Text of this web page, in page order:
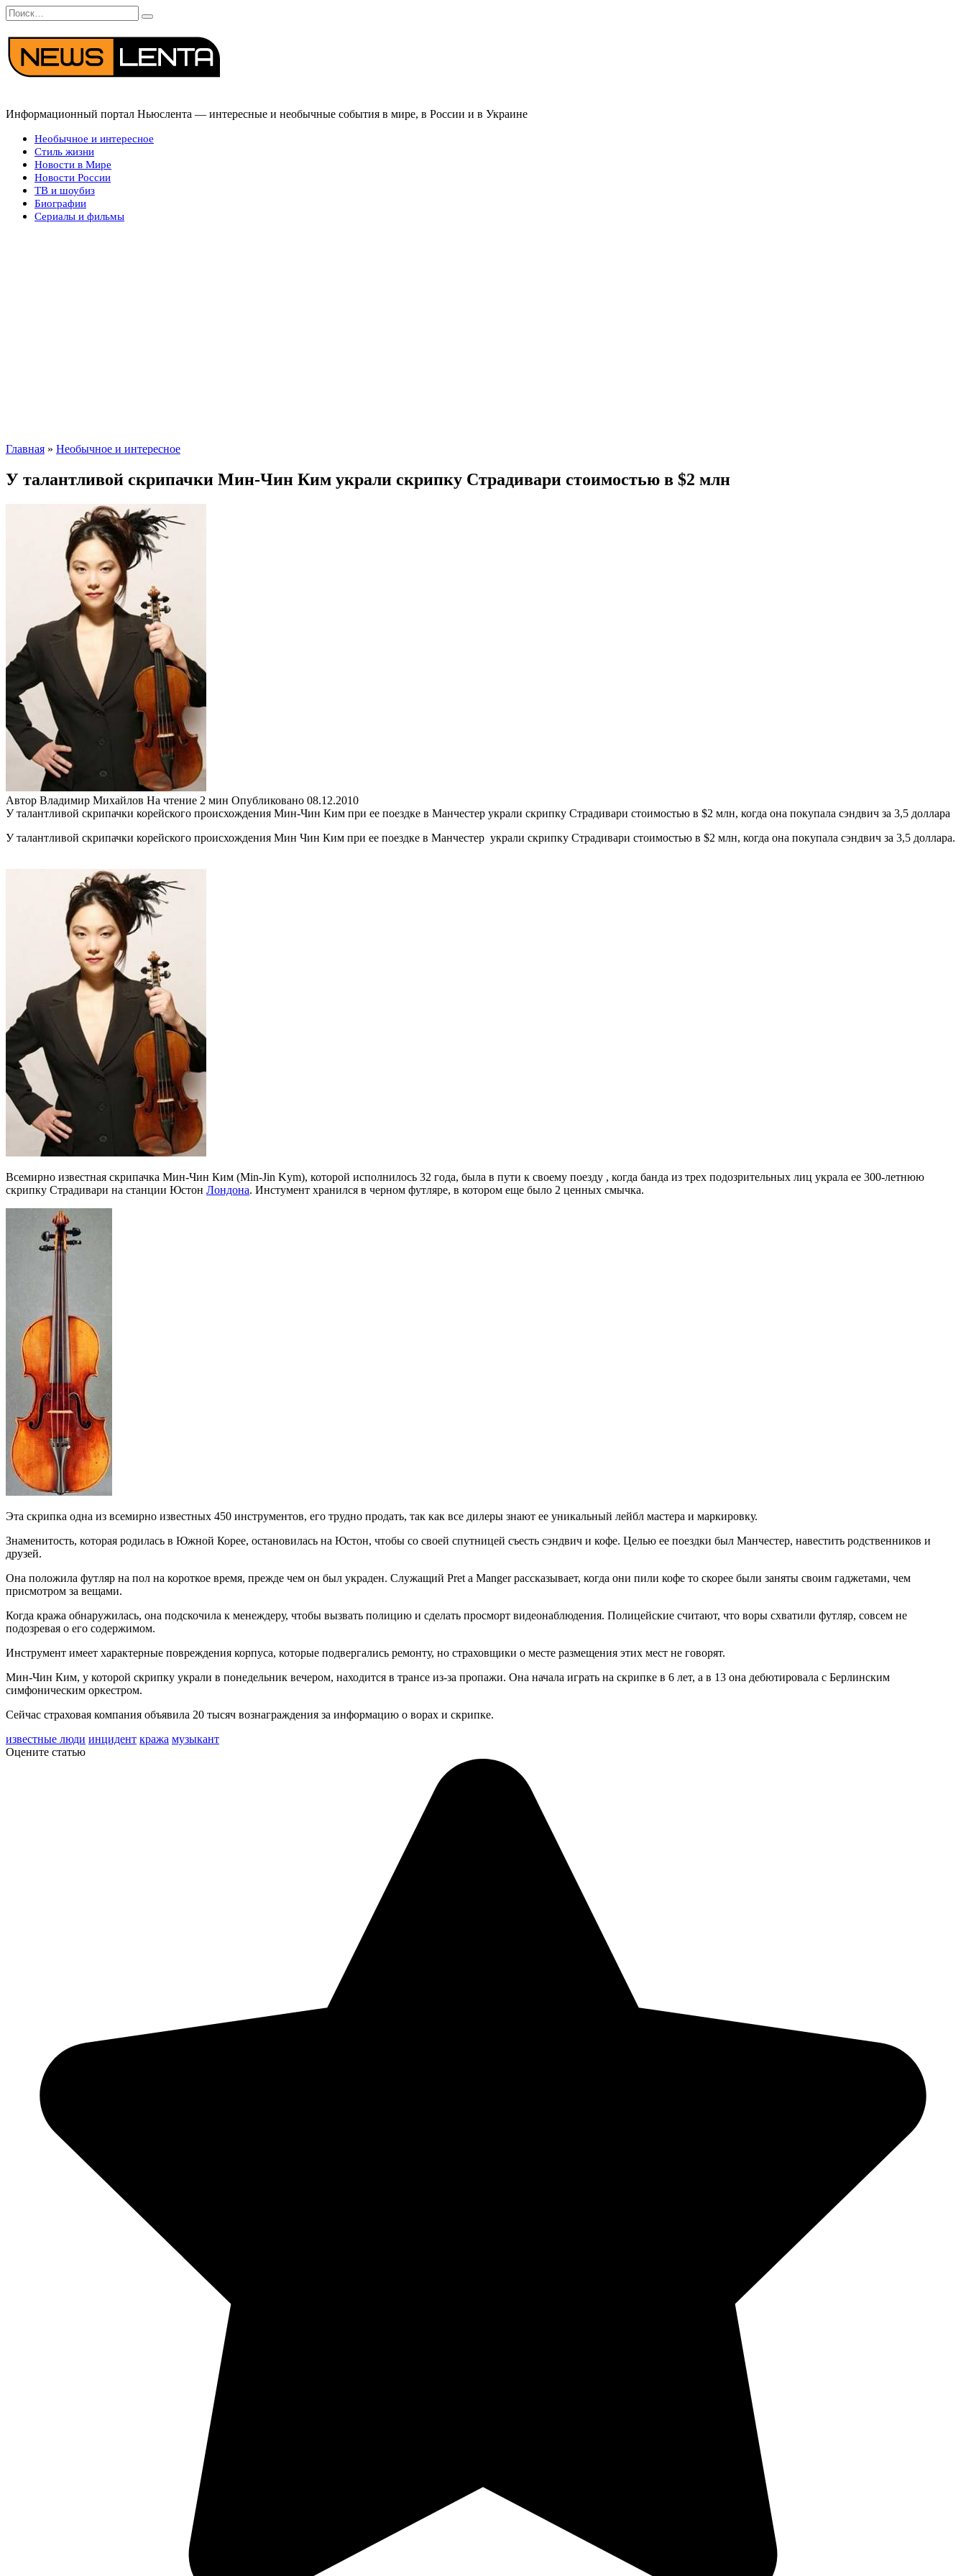
Перейти
к
содержанию
Search
for:
Информационный портал Ньюслента — интересные и необычные события в мире, в России и в Украине
Необычное и интересное
Стиль жизни
Новости в Мире
Новости России
ТВ и шоубиз
Биографии
Сериалы и фильмы
Главная » Необычное и интересное
У талантливой скрипачки Мин-Чин Ким украли скрипку Страдивари стоимостью в $2 млн
Автор Владимир Михайлов На чтение 2 мин Опубликовано 08.12.2010
У талантливой скрипачки корейского происхождения Мин-Чин Ким при ее поездке в Манчестер украли скрипку Страдивари стоимостью в $2 млн, когда она покупала сэндвич за 3,5 доллара
У талантливой скрипачки корейского происхождения Мин Чин Ким при ее поездке в Манчестер украли скрипку Страдивари стоимостью в $2 млн, когда она покупала сэндвич за 3,5 доллара.
Всемирно известная скрипачка Мин-Чин Ким (Min-Jin Kym), которой исполнилось 32 года, была в пути к своему поезду , когда банда из трех подозрительных лиц украла ее 300-летнюю
скрипку Страдивари на станции Юстон Лондона. Инстумент хранился в черном футляре, в котором еще было 2 ценных смычка.
Эта скрипка одна из всемирно известных 450 инструментов, его трудно продать, так как все дилеры знают ее уникальный лейбл мастера и маркировку.
Знаменитость, которая родилась в Южной Корее, остановилась на Юстон, чтобы со своей спутницей съесть сэндвич и кофе. Целью ее поездки был Манчестер, навестить родственников и
друзей.
Она положила футляр на пол на короткое время, прежде чем он был украден. Служащий Pret a Manger рассказывает, когда они пили кофе то скорее были заняты своим гаджетами, чем
присмотром за вещами.
Когда кража обнаружилась, она подскочила к менеждеру, чтобы вызвать полицию и сделать просморт видеонаблюдения. Полицейские считают, что воры схватили футляр, совсем не
подозревая о его содержимом.
Инструмент имеет характерные повреждения корпуса, которые подвергались ремонту, но страховщики о месте размещения этих мест не говорят.
Мин-Чин Ким, у которой скрипку украли в понедельник вечером, находится в трансе из-за пропажи. Она начала играть на скрипке в 6 лет, а в 13 она дебютировала с Берлинским
симфоническим оркестром.
Сейчас страховая компания объявила 20 тысяч вознаграждения за информацию о ворах и скрипке.
известные люди инцидент кража музыкант
Оцените статью